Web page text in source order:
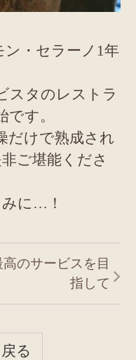
ン・セラーノ1年
スタのレストラ
です。
だけで熟成され
ご堪能くださ
に…！
高のサービスを目
指して
る